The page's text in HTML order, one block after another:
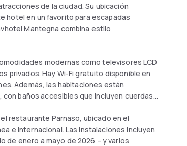
de la ciudad. Su ubicación
hotel en un favorito para escapadas
Mantegna combina estilo
modernas como televisores LCD
privados. Hay Wi-Fi gratuito disponible en
Además, las habitaciones están
baños accesibles que incluyen cuerdas
restaurante Parnaso, ubicado en el
e internacional. Las instalaciones incluyen
de enero a mayo de 2026 – y varios